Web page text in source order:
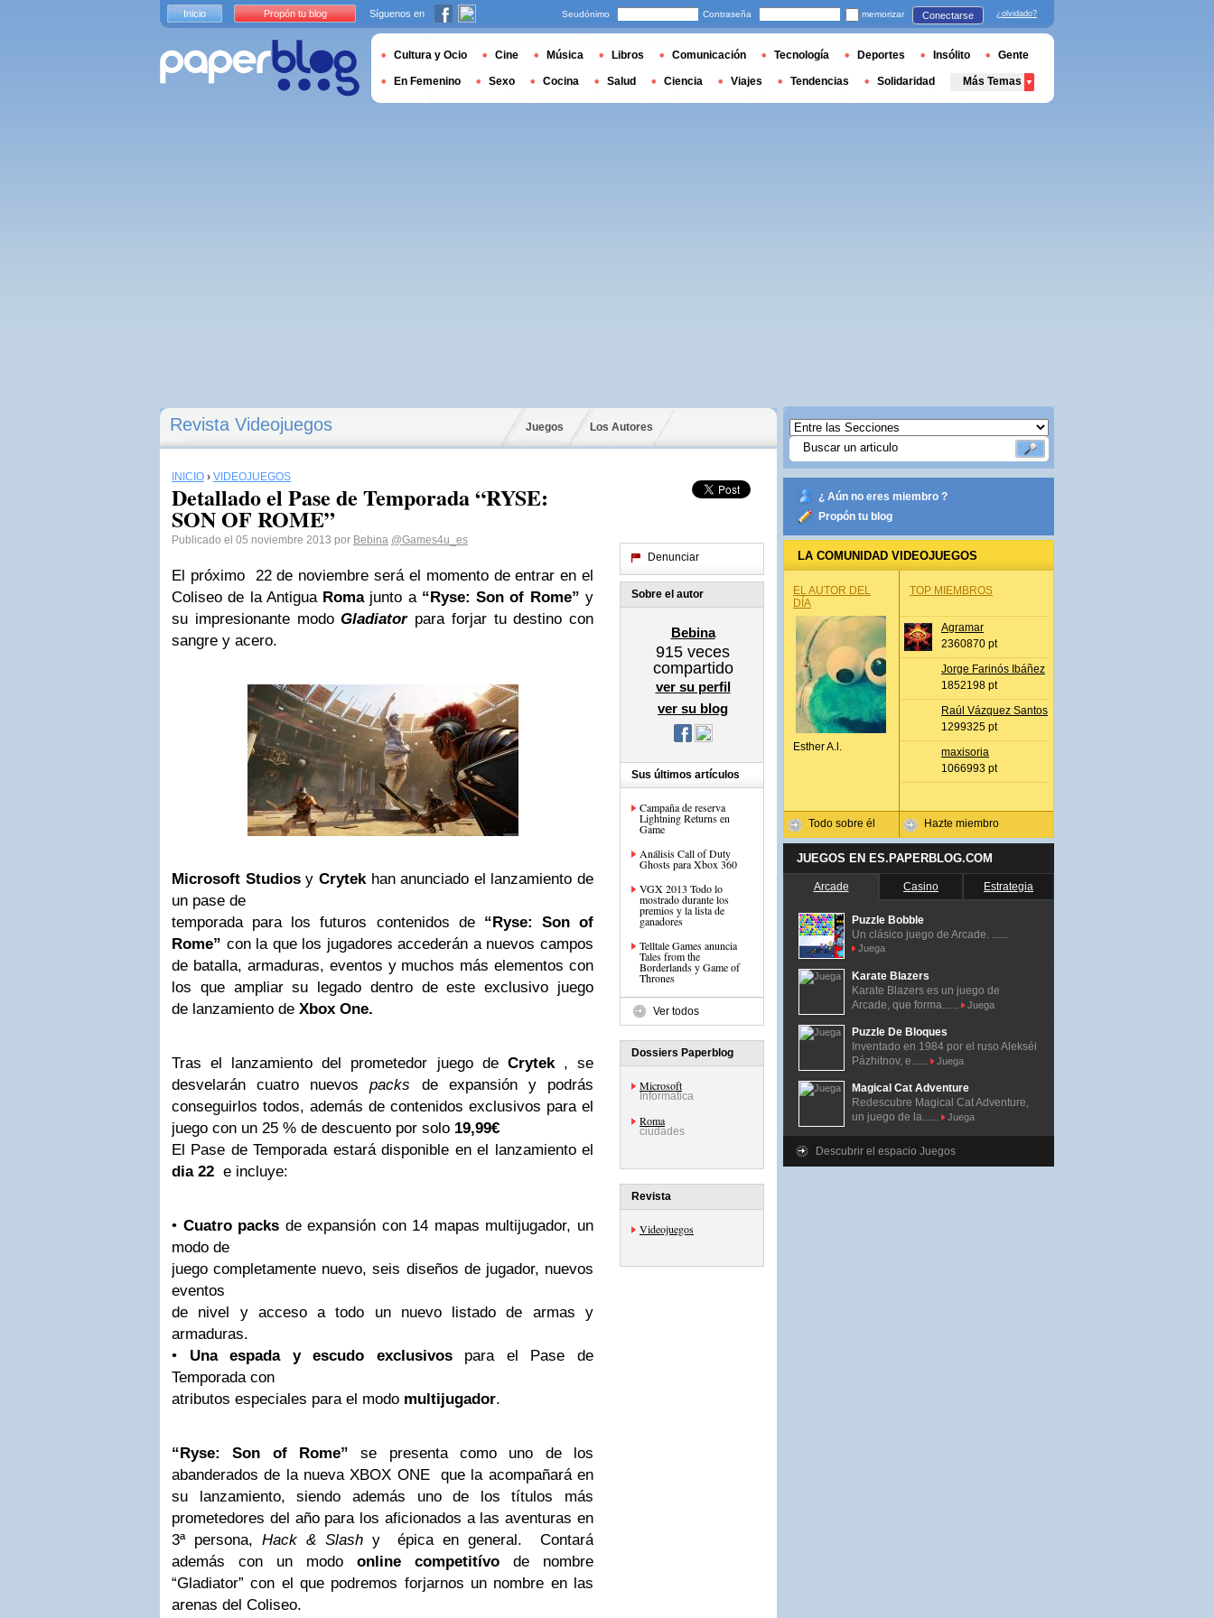
Revista Videojuegos Juegos Los Autores
INICIO › VIDEOJUEGOS
Detallado el Pase de Temporada “RYSE:
SON OF ROME”
Publicado el 05 noviembre 2013 por Bebina @Games4u_es
El próximo 22 de noviembre será el momento de entrar en el
Coliseo de la Antigua Romajunto a “Ryse: Son of Rome” y
su impresionante modoGladiatorpara forjar tu destino con
sangre y acero.
Microsoft Studiosy Crytekhan anunciado el lanzamiento de
un pase de
temporada para los futuros contenidos de “Ryse: Son of
Rome” con la que los jugadores accederán a nuevos campos
de batalla, armaduras, eventos y muchos más elementos con
los que ampliar su legado dentro de este exclusivo juego
de lanzamiento de Xbox One.
Tras el lanzamiento del prometedor juego de Crytek, se
desvelarán cuatro nuevospacks de expansión y podrás
conseguirlos todos, además de contenidos exclusivos para el
juego con un 25 % de descuento por solo 19,99€
El Pase de Temporada estará disponible en el lanzamiento el
dia 22 e incluye:
• Cuatro packs de expansión con 14 mapas multijugador, un
modo de
juego completamente nuevo, seis diseños de jugador, nuevos
eventos
de nivel y acceso a todo un nuevo listado de armas y
armaduras.
• Una espada y escudo exclusivospara el Pase de
Temporada con
atributos especiales para el modo multijugador.
“Ryse: Son of Rome” se presenta como uno de los
abanderados de la nueva XBOX ONE que la acompañará en
su lanzamiento, siendo además uno de los títulos más
prometedores del año para los aficionados a las aventuras en
3ª persona, Hack & Slashy épica en general. Contará
además con un modo online competitívo de nombre
“Gladiator” con el que podremos forjarnos un nombre en las
arenas del Coliseo.
Denunciar
Sobre el autor
Bebina
915 veces
compartido
ver su perfil
ver su blog
Sus últimos artículos
Campaña de reserva
Lightning Returns en
Game
Análisis Call of Duty
Ghosts para Xbox 360
VGX 2013 Todo lo
mostrado durante los
premios y la lista de
ganadores
Telltale Games anuncia
Tales from the
Borderlands y Game of
Thrones
Ver todos
Dossiers Paperblog
Microsoft
Informática
Roma
ciudades
Revista
Videojuegos
¿ Aún no eres miembro ?
Propón tu blog
LA COMUNIDAD VIDEOJUEGOS
EL AUTOR DEL
DÍA
Esther A.l.
Todo sobre él
TOP MIEMBROS
Agramar
2360870 pt
Jorge Farinós Ibáñez
1852198 pt
Raúl Vázquez Santos
1299325 pt
maxisoria
1066993 pt
Hazte miembro
JUEGOS EN ES.PAPERBLOG.COM
Arcade Casino Estrategia
Puzzle Bobble
Un clásico juego de Arcade. ......
Juega
Karate Blazers
Karate Blazers es un juego de
Arcade, que forma......
Juega
Puzzle De Bloques
Inventado en 1984 por el ruso Alekséi
Pázhitnov, e......
Juega
Magical Cat Adventure
Redescubre Magical Cat Adventure,
un juego de la......
Juega
Descubrir el espacio Juegos
Inicio Propón tu blog Síguenos en Seudónimo Contraseña memorizar Conectarse ¿olvidado?
Cultura y Ocio Cine Música Libros Comunicación Tecnología Deportes Insólito Gente
En Femenino Sexo Cocina Salud Ciencia Viajes Tendencias Solidaridad Más Temas